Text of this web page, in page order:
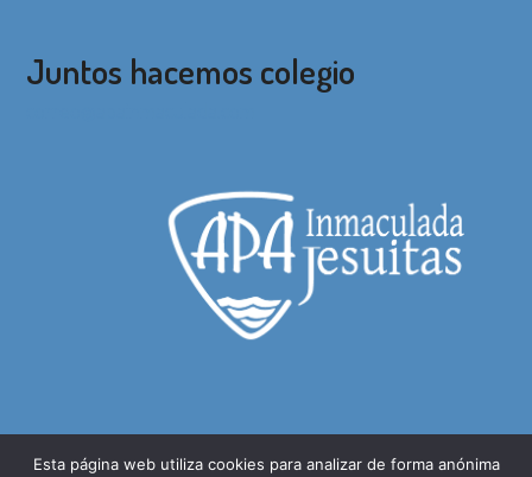
Juntos hacemos colegio
Esta página web utiliza cookies para analizar de forma anónima